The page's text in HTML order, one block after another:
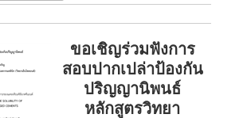
ขอเชิญร่วมฟังการ
สอบปากเปล่าป้องกัน
ปริญญานิพนธ์
หลักสูตรวิทยา